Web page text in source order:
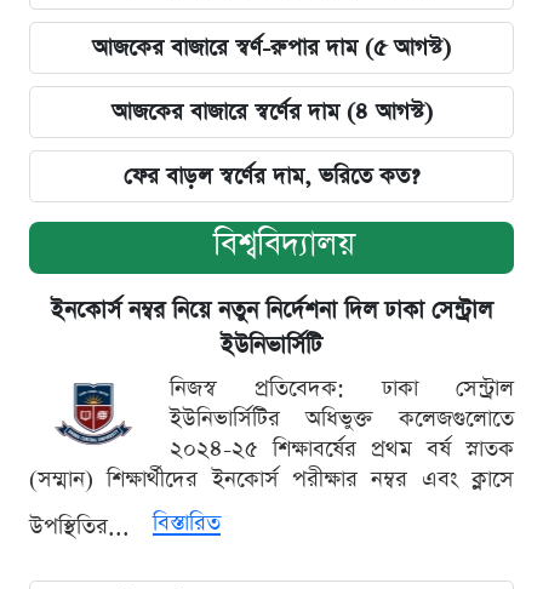
আজকের বাজারে স্বর্ণ-রুপার দাম (৫ আগস্ট)
আজকের বাজারে স্বর্ণের দাম (৪ আগস্ট)
ফের বাড়ল স্বর্ণের দাম, ভরিতে কত?
বিশ্ববিদ্যালয়
ইনকোর্স নম্বর নিয়ে নতুন নির্দেশনা দিল ঢাকা সেন্ট্রাল
ইউনিভার্সিটি
নিজস্ব প্রতিবেদক: ঢাকা সেন্ট্রাল
ইউনিভার্সিটির অধিভুক্ত কলেজগুলোতে
২০২৪-২৫ শিক্ষাবর্ষের প্রথম বর্ষ স্নাতক
(সম্মান) শিক্ষার্থীদের ইনকোর্স পরীক্ষার নম্বর এবং ক্লাসে
উপস্থিতির...
বিস্তারিত